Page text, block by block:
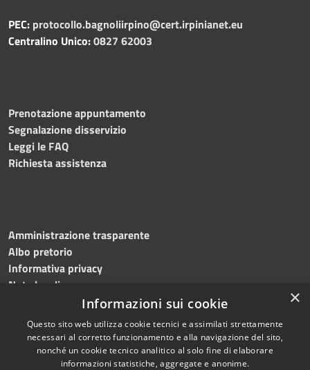
PEC: protocollo.bagnoliirpino@cert.irpinianet.eu
Centralino Unico:0827 62003
Prenotazione appuntamento
Segnalazione disservizio
Leggi le FAQ
Richiesta assistenza
Amministrazione trasparente
Albo pretorio
Informativa privacy
Note legali
Dichiarazione di accessibilità
×
Informazioni sui cookie
Questo sito web utilizza cookie tecnici e assimilati strettamente
necessari al corretto funzionamento e alla navigazione del sito,
nonché un cookie tecnico analitico al solo fine di elaborare
informazioni statistiche, aggregate e anonime.